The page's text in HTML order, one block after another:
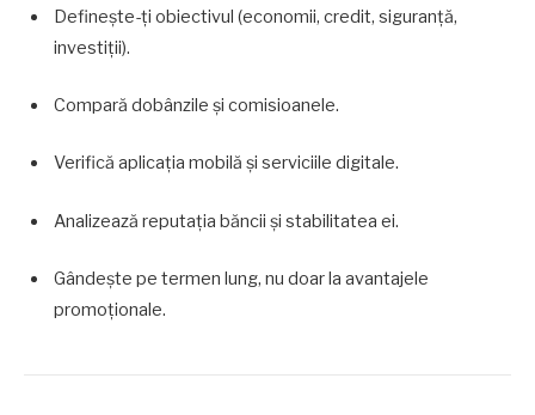
Definește-ți obiectivul (economii, credit, siguranță,
investiții).
Compară dobânzile și comisioanele.
Verifică aplicația mobilă și serviciile digitale.
Analizează reputația băncii și stabilitatea ei.
Gândește pe termen lung, nu doar la avantajele
promoționale.